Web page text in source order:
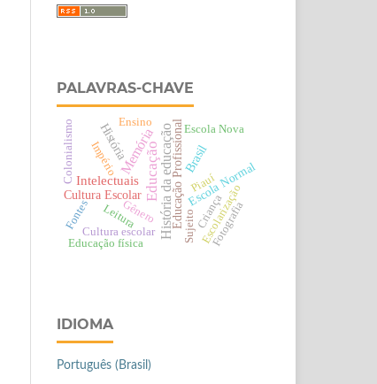
PALAVRAS-CHAVE
EducaçãoHistória da educação
Memória
Intelectuais
História Brasil
Educação Profissional
Cultura Escolar Escola Normal
Império
Gênero Escolarização
Cultura escolar
Escola Nova
Leitura Sujeito
Fontes
Colonialismo Piauí
Ensino
Fotografia
Educação física
Criança
IDIOMA
Português (Brasil)